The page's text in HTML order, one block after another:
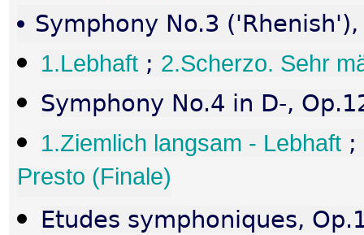
Symphony No.3
1.Lebhaft ; 2.Scherzo. Sehr
Symphony No.4 in D-,
1.Ziemlich langsam - Lebhaft ;
Presto (Finale)
Etudes symphoniques,